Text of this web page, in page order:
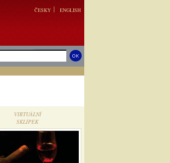
ČESKY ENGLISH
VIRTUÁLNÍ
SKLÍPEK